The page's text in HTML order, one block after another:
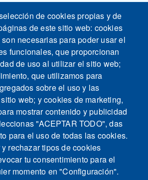
de cookies propias y de
de este sitio web: cookies
necesarias para poder usar el
funcionales, que proporcionan
de uso al utilizar el sitio web;
que utilizamos para
sobre el uso y las
web; y cookies de marketing,
mostrar contenido y publicidad
"ACEPTAR TODO", das
para el uso de todas las cookies.
rechazar tipos de cookies
tu consentimiento para el
momento en "Configuración".